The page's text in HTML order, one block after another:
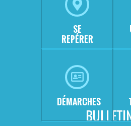
SE
REPÉRER
DÉMARCHES